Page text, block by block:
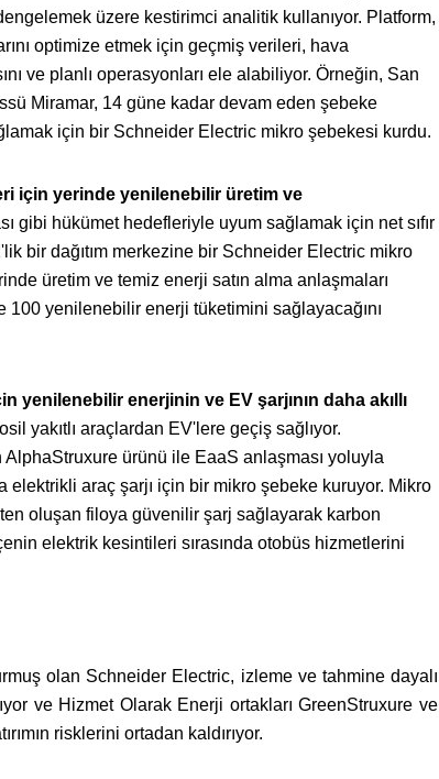
üzere kestirimci analitik kullanıyor. Platform,
optimize etmek için geçmiş verileri, hava
ve planlı operasyonları ele alabiliyor. Örneğin, San
Miramar, 14 güne kadar devam eden şebeke
için bir Schneider Electric mikro şebekesi kurdu.
için yerinde yenilenebilir üretim ve
gibi hükümet hedefleriyle uyum sağlamak için net sıfır
bir dağıtım merkezine bir Schneider Electric mikro
üretim ve temiz enerji satın alma anlaşmaları
100 yenilenebilir enerji tüketimini sağlayacağını
yenilenebilir enerjinin ve EV şarjının daha akıllı
yakıtlı araçlardan EV'lere geçiş sağlıyor.
ürünü ile EaaS anlaşması yoluyla
elektrikli araç şarjı için bir mikro şebeke kuruyor. Mikro
oluşan filoya güvenilir şarj sağlayarak karbon
elektrik kesintileri sırasında otobüs hizmetlerini
olan Schneider Electric, izleme ve tahmine dayalı
ve Hizmet Olarak Enerji ortakları GreenStruxure ve
risklerini ortadan kaldırıyor.